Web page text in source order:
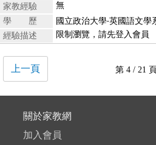
家教經驗
無
學 歷
國立政治大學‧英國語文
經驗描述
限制瀏覽，請先登入會員
上一頁 第 4 / 21 頁
關於家教網
加入會員